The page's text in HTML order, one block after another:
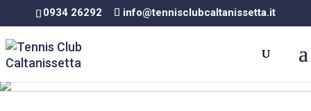
0934 26292 info@tennisclubcaltanissetta.it